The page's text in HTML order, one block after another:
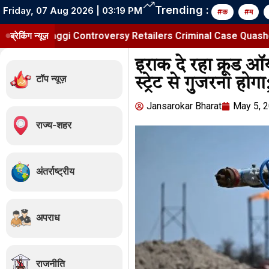
Friday, 07 Aug 2026 | 03:19 PM Trending : #क #म
ब्रेकिंग न्यूज़
Controversy Retailers Criminal Case Quashed
टॉप न्यूज़
राज्य-शहर
अंतर्राष्ट्रीय
अपराध
राजनीति
इराक दे रहा क्रूड
स्ट्रेट से गुजरना
Jansarokar Bharat May 5,